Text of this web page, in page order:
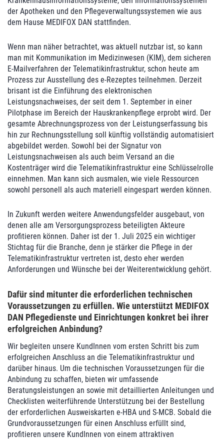
der Apotheken und den Pflegeverwaltungssystemen wie aus
dem Hause MEDIFOX DAN stattfinden.
Wenn man näher betrachtet, was aktuell nutzbar ist, so kann
man mit Kommunikation im Medizinwesen (KIM), dem sicheren
E-Mailverfahren der Telematikinfrastruktur, schon heute am
Prozess zur Ausstellung des e-Rezeptes teilnehmen. Derzeit
brisant ist die Einführung des elektronischen
Leistungsnachweises, der seit dem 1. September in einer
Pilotphase im Bereich der Hauskrankenpflege erprobt wird. Der
gesamte Abrechnungsprozess von der Leistungserfassung bis
hin zur Rechnungsstellung soll künftig vollständig automatisiert
abgebildet werden. Sowohl bei der Signatur von
Leistungsnachweisen als auch beim Versand an die
Kostenträger wird die Telematikinfrastruktur eine Schlüsselrolle
einnehmen. Man kann sich ausmalen, wie viele Ressourcen
sowohl personell als auch materiell eingespart werden können.
In Zukunft werden weitere Anwendungsfelder ausgebaut, von
denen alle am Versorgungsprozess beteiligten Akteure
profitieren können. Daher ist der 1. Juli 2025 ein wichtiger
Stichtag für die Branche, denn je stärker die Pflege in der
Telematikinfrastruktur vertreten ist, desto eher werden
Anforderungen und Wünsche bei der Weiterentwicklung gehört.
Dafür sind mitunter die erforderlichen technischen
Voraussetzungen zu erfüllen. Wie unterstützt MEDIFOX
DAN Pflegedienste und Einrichtungen konkret bei ihrer
erfolgreichen Anbindung?
Wir begleiten unsere KundInnen vom ersten Schritt bis zum
erfolgreichen Anschluss an die Telematikinfrastruktur und
darüber hinaus. Um die technischen Voraussetzungen für die
Anbindung zu schaffen, bieten wir umfassende
Beratungsleistungen an sowie mit detaillierten Anleitungen und
Checklisten weiterführende Unterstützung bei der Bestellung
der erforderlichen Ausweiskarten e-HBA und S-MCB. Sobald die
Grundvoraussetzungen für einen Anschluss erfüllt sind,
profitieren unsere KundInnen von einem attraktiven